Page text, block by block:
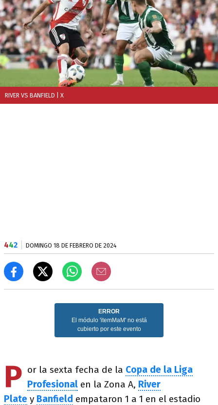
RIVER VS BANFIELD | X
442 DOMINGO 18 DE FEBRERO DE 2024
P or la sexta fecha de la Copa de la Liga
Profesional en la Zona A, River
Plate y Banfield empataron 1 a 1 en el estadio